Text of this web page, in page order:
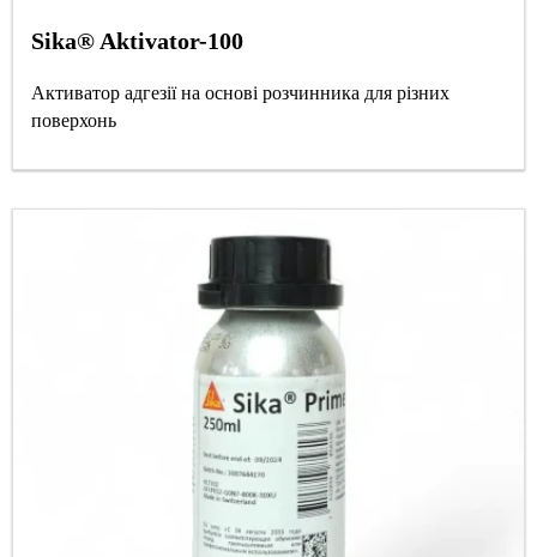
Sika® Aktivator-100
Активатор адгезії на основі розчинника для різних
поверхонь